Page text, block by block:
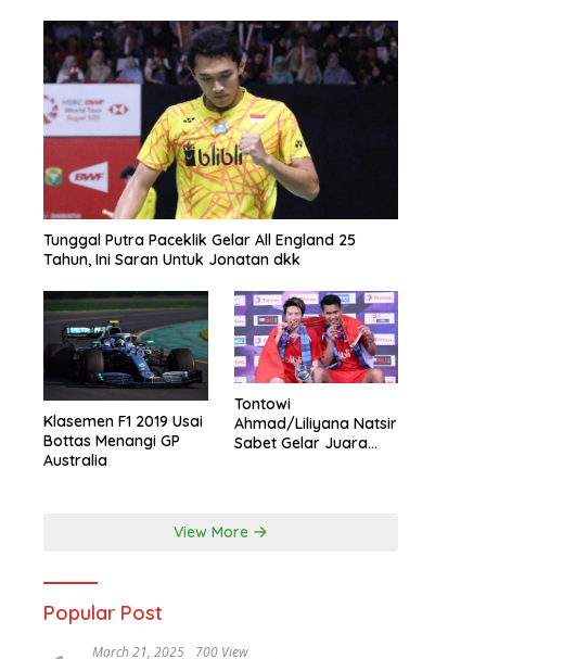
Tunggal Putra Paceklik Gelar All England 25
Tahun, Ini Saran Untuk Jonatan dkk
Klasemen F1 2019 Usai
Bottas Menangi GP
Australia
Tontowi
Ahmad/Liliyana Natsir
Sabet Gelar Juara
View More
Popular Post
March 21, 2025 700 View